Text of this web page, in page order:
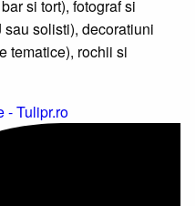
si tort), fotograf si
solisti), decoratiuni
tematice), rochii si